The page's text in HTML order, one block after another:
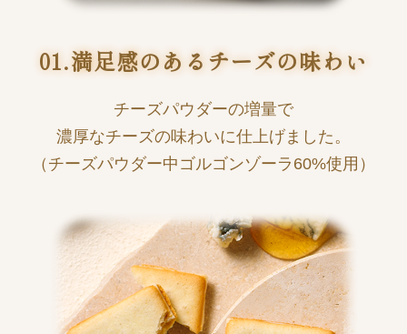
01.満足感のあるチーズの味わい
チーズパウダーの増量で
濃厚なチーズの味わいに仕上げました。
（チーズパウダー中ゴルゴンゾーラ60%使用）